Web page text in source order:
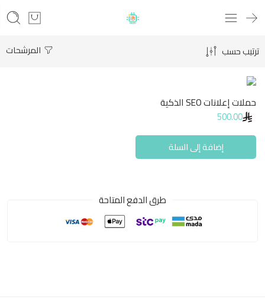
المرشحات ترتيب حسب
حملات إعلانات SEO الذكية
500.00
إضافة إلى السلة
طرق الدفع المتاحة